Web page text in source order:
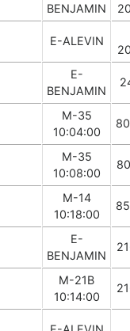
BENJAMIN
E-ALEVIN
E-
BENJAMIN
M-35
10:04:00
M-35
10:08:00
M-14
10:18:00
E-
BENJAMIN
M-21B
10:14:00